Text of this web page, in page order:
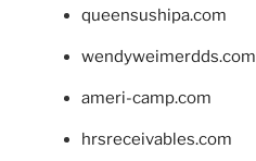
queensushipa.com
wendyweimerdds.com
ameri-camp.com
hrsreceivables.com